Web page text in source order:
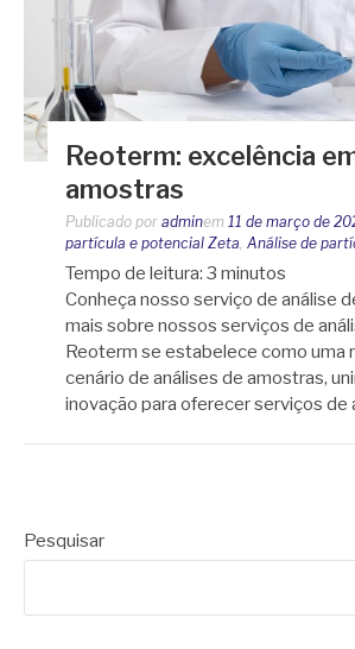
Reoterm: excelência
amostras
Publicado por adminem 11 de março de
partícula e potencial Zeta Análise de
Tempo de leitura: 3 minutos
Conheça nosso serviço de análise
mais sobre nossos serviços de
Reoterm se estabelece como uma
cenário de análises de amostras,
inovação para oferecer serviços de
Pesquisar